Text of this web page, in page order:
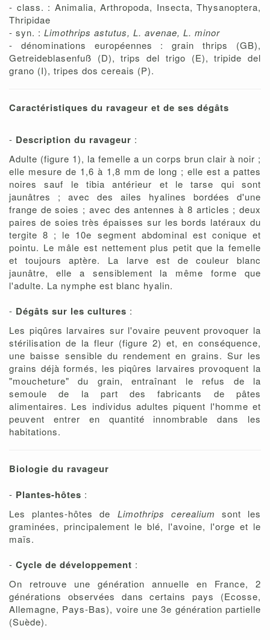
- class. : Animalia, Arthropoda, Insecta, Thysanoptera,
Thripidae
- syn. : Limothrips astutus, L. avenae, L. minor
- dénominations européennes : grain thrips (GB),
Getreideblasenfuß (D), trips del trigo (E), tripide del
grano (I), tripes dos cereais (P).
Caractéristiques du ravageur et de ses dégâts
- Description du ravageur :
Adulte (figure 1), la femelle a un corps brun clair à noir ;
elle mesure de 1,6 à 1,8 mm de long ; elle est a pattes
noires sauf le tibia antérieur et le tarse qui sont
jaunâtres ; avec des ailes hyalines bordées d'une
frange de soies ; avec des antennes à 8 articles ; deux
paires de soies très épaisses sur les bords latéraux du
tergite 8 ; le 10e segment abdominal est conique et
pointu. Le mâle est nettement plus petit que la femelle
et toujours aptère. La larve est de couleur blanc
jaunâtre, elle a sensiblement la même forme que
l'adulte. La nymphe est blanc hyalin.
- Dégâts sur les cultures :
Les piqûres larvaires sur l'ovaire peuvent provoquer la
stérilisation de la fleur (figure 2) et, en conséquence,
une baisse sensible du rendement en grains. Sur les
grains déjà formés, les piqûres larvaires provoquent la
"moucheture" du grain, entraînant le refus de la
semoule de la part des fabricants de pâtes
alimentaires. Les individus adultes piquent l'homme et
peuvent entrer en quantité innombrable dans les
habitations.
Biologie du ravageur
- Plantes-hôtes :
Les plantes-hôtes de Limothrips cerealium sont les
graminées, principalement le blé, l'avoine, l'orge et le
maïs.
- Cycle de développement :
On retrouve une génération annuelle en France, 2
générations observées dans certains pays (Ecosse,
Allemagne, Pays-Bas), voire une 3e génération partielle
(Suède).